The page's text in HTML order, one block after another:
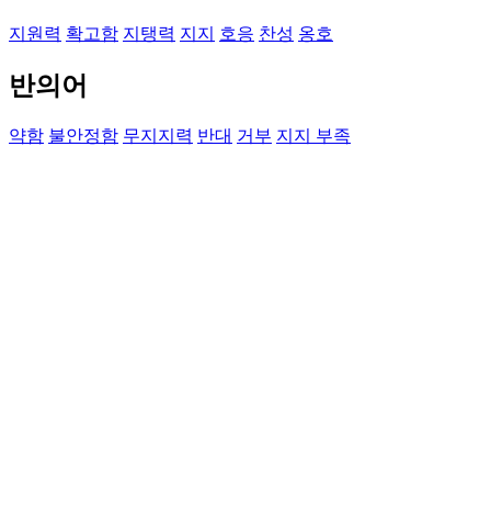
지원력 확고함 지탱력 지지 호응 찬성 옹호
반의어
약함 불안정함 무지지력 반대 거부 지지 부족